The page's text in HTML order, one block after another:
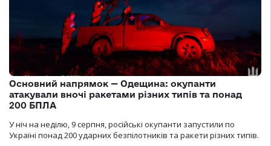
Основний напрямок — Одещина: окупанти
атакували вночі ракетами різних типів та понад
200 БПЛА
У ніч на неділю, 9 серпня, російські окупанти запустили по
Україні понад 200 ударних безпілотників та ракети різних типів.